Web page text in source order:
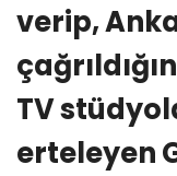
verip,
TV
erteleyen